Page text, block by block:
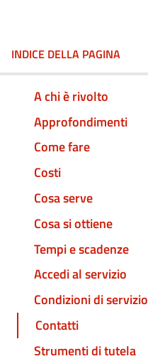
INDICE DELLA PAGINA
A chi è rivolto
Approfondimenti
Come fare
Costi
Cosa serve
Cosa si ottiene
Tempi e scadenze
Accedi al servizio
Condizioni di servizio
Contatti
Strumenti di tutela